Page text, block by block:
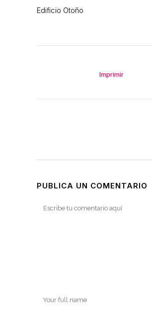
Edificio Otoño
Imprimir
PUBLICA UN COMENTARIO